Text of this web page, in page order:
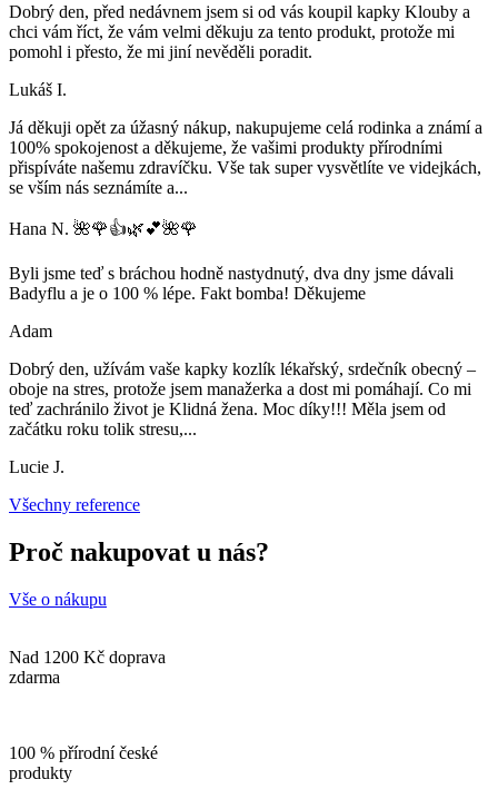
Dobrý den, před nedávnem jsem si od vás koupil kapky Klouby a
chci vám říct, že vám velmi děkuju za tento produkt, protože mi
pomohl i přesto, že mi jiní nevěděli poradit.
Lukáš I.
Já děkuji opět za úžasný nákup, nakupujeme celá rodinka a známí a
100% spokojenost a děkujeme, že vašimi produkty přírodními
přispíváte našemu zdravíčku. Vše tak super vysvětlíte ve videjkách,
se vším nás seznámíte a...
Hana N. 🌺🌹👍🌿💕🌺🌹
Byli jsme teď s bráchou hodně nastydnutý, dva dny jsme dávali
Badyflu a je o 100 % lépe. Fakt bomba! Děkujeme
Adam
Dobrý den, užívám vaše kapky kozlík lékařský, srdečník obecný –
oboje na stres, protože jsem manažerka a dost mi pomáhají. Co mi
teď zachránilo život je Klidná žena. Moc díky!!! Měla jsem od
začátku roku tolik stresu,...
Lucie J.
Všechny reference
Proč nakupovat u nás?
Vše o nákupu
Nad 1200 Kč doprava
zdarma
100 % přírodní české
produkty